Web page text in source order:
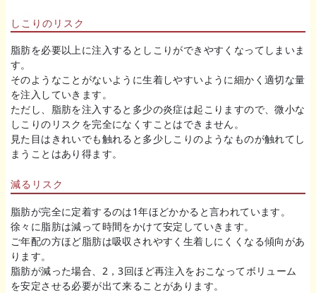
しこりのリスク
脂肪を必要以上に注入するとしこりができやすくなってしまいま
す。
そのようなことがないように生着しやすいように細かく適切な量
を注入していきます。
ただし、脂肪を注入すると多少の炎症は起こりますので、微小な
しこりのリスクを完全になくすことはできません。
見た目はきれいでも触れると多少しこりのようなものが触れてし
まうことはあり得ます。
減るリスク
脂肪が完全に定着するのは1年ほどかかると言われています。
徐々に脂肪は減って時間をかけて安定していきます。
ご年配の方ほど脂肪は吸収されやすく生着しにくくなる傾向があ
ります。
脂肪が減った場合、2，3回ほど再注入をおこなってボリューム
を安定させる必要が出て来ることがあります。